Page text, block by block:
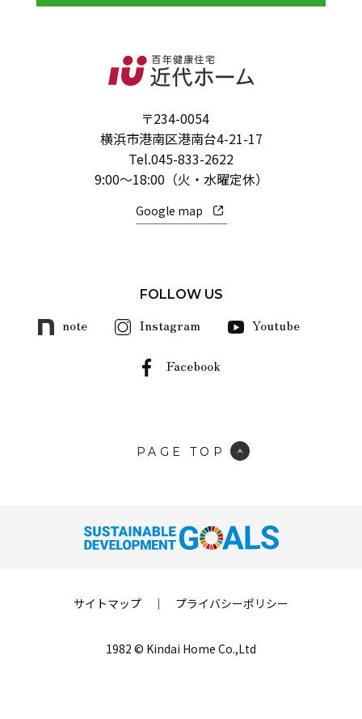
〒234-0054
横浜市港南区港南台4-21-17
Tel.045-833-2622
9:00～18:00（火・水曜定休）
Google map
FOLLOW US
note Instagram Youtube
Facebook
PAGE TOP
サイトマップ ｜ プライバシーポリシー
1982 © Kindai Home Co.,Ltd